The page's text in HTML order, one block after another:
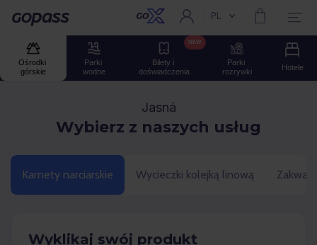
Gopass Aktualny język:
PL
Ośrodki
górskie
Parki
wodne
Bilety i
doświadczenia
NEW
Parki
rozrywki
Hotele
Jasná
Wybierz z naszych usług
Karnety narciarskie Wycieczki kolejką linową
Wyklikaj swój produkt